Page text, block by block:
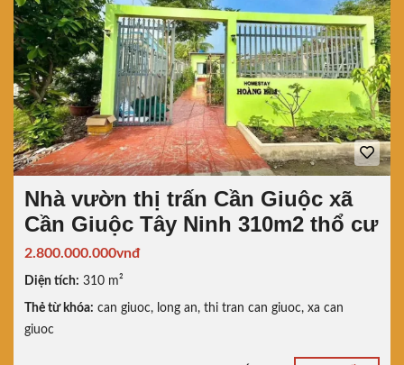
Nhà vườn thị trấn Cần Giuộc xã
Cần Giuộc Tây Ninh 310m2 thổ cư
2.800.000.000vnđ
Diện tích: 310 m²
Thẻ từ khóa: can giuoc, long an, thi tran can giuoc, xa can
giuoc